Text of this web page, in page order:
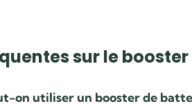
sur le
on utiliser un booster de